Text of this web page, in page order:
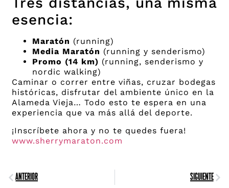
esencia:
Maratón (running)
Media Maratón (running y senderismo)
Promo (14 km) (running, senderismo y
nordic walking)
Caminar o correr entre viñas, cruzar bodegas
históricas, disfrutar del ambiente único en la
Alameda Vieja… Todo esto te espera en una
experiencia que va más allá del deporte.
¡Inscríbete ahora y no te quedes fuera!
www.sherrymaraton.com
Anterior Siguiente